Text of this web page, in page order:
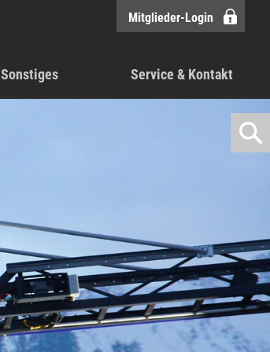
Sonstiges Service & Kontakt
Mitglieder-Login